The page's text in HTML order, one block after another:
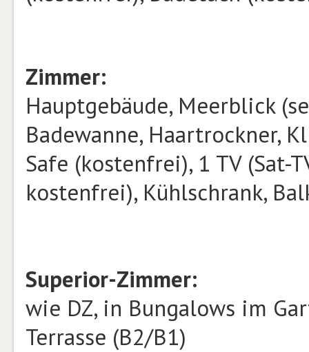
Zimmer:
Hauptgebäude, Meerblick
Badewanne, Haartrockner,
Safe (kostenfrei), 1 TV (Sat-
kostenfrei), Kühlschrank,
Superior-Zimmer:
wie DZ, in Bungalows im
Terrasse (B2/B1)